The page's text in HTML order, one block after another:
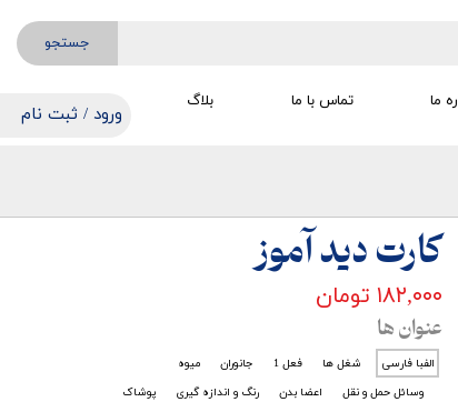
جستجو
ورود / ثبت نام
ما تماس با ما بلاگ
کارت دید آموز
۱۸۲,۰۰۰ تومان
عنوان ها
الفبا فارسی شغل ها فعل 1 جانوران
میوه
وسائل حمل و نقل
اعضا بدن رنگ و اندازه گیری
پوشاک